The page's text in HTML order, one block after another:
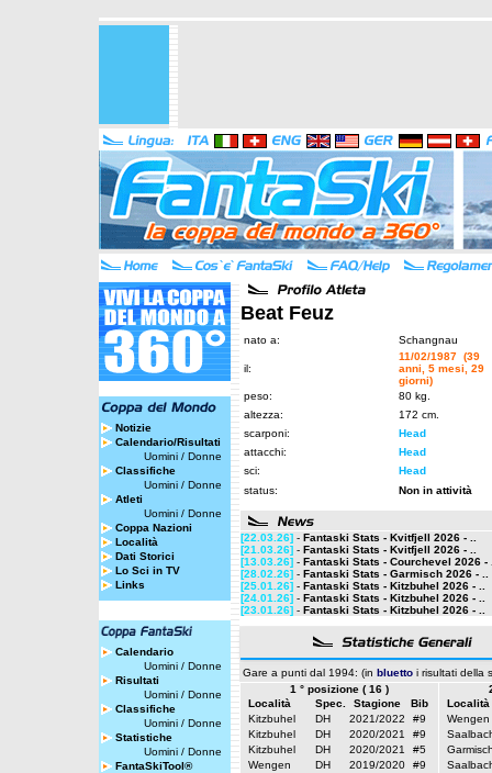
Notizie
Calendario/Risultati
Uomini / Donne
Classifiche
Uomini / Donne
Atleti
Uomini / Donne
Coppa Nazioni
Località
Dati Storici
Lo Sci in TV
Links
Calendario
Uomini / Donne
Risultati
Uomini / Donne
Classifiche
Uomini / Donne
Statistiche
Uomini / Donne
FantaSkiTool®
Beat Feuz
nato a: Schangnau
il:
11/02/1987 (39
anni, 5 mesi, 29
giorni)
peso:
80 kg.
altezza:
172 cm.
scarponi:
Head
attacchi:
Head
sci:
Head
status:
Non in attività
[22.03.26] - Fantaski Stats - Kvitfjell 2026 - ..
[21.03.26] - Fantaski Stats - Kvitfjell 2026 - ..
[13.03.26] - Fantaski Stats - Courchevel 2026 -
[28.02.26] - Fantaski Stats - Garmisch 2026 - ..
[25.01.26] - Fantaski Stats - Kitzbuhel 2026 - ..
[24.01.26] - Fantaski Stats - Kitzbuhel 2026 - ..
[23.01.26] - Fantaski Stats - Kitzbuhel 2026 - ..
Gare a punti dal 1994: (in bluetto i risultati della
1 ° posizione ( 16 )
Località
Spec. Stagione
Bib
Kitzbuhel
DH 2021/2022
#9
Kitzbuhel
DH 2020/2021
#9
Kitzbuhel
DH 2020/2021
#5
Wengen
DH 2019/2020
#9
Località
Wengen